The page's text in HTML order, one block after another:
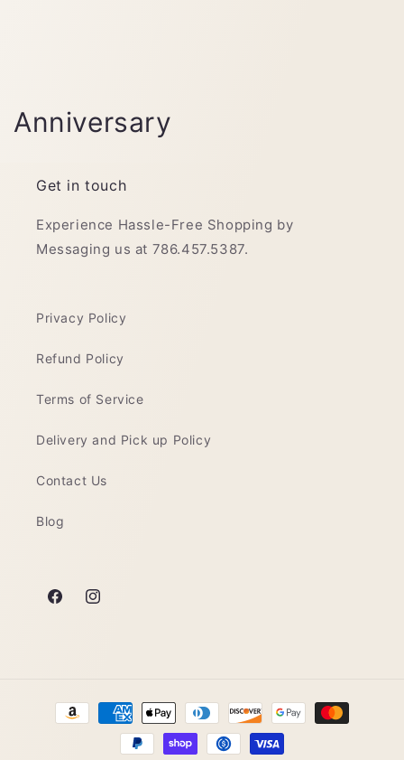
C
Anniversary
Get in touch
Experience Hassle-Free Shopping by
Messaging us at 786.457.5387.
Privacy Policy
Refund Policy
Terms of Service
Delivery and Pick up Policy
Contact Us
Blog
FacebookInstagram
Formas